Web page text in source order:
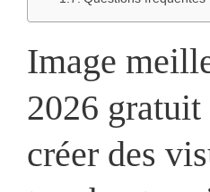
Image
2026
créer des